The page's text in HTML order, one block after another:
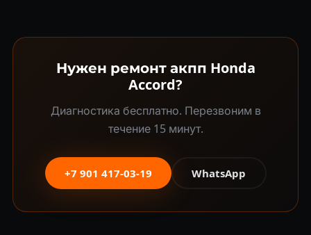
Нужен ремонт акпп Honda
Accord?
Диагностика бесплатно. Перезвоним в
течение 15 минут.
+7 901 417-03-19 WhatsApp